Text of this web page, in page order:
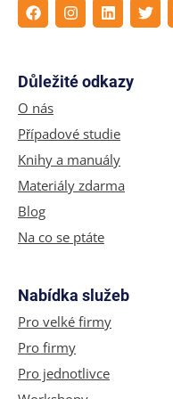
Důležité odkazy
O nás
Případové studie
Knihy a manuály
Materiály zdarma
Blog
Na co se ptáte
Nabídka služeb
Pro velké firmy
Pro firmy
Pro jednotlivce